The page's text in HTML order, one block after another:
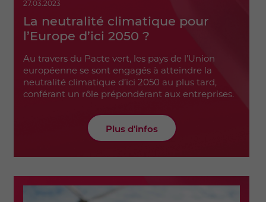
27.03.2023
La neutralité climatique pour
l’Europe d’ici 2050 ?
Au travers du Pacte vert, les pays de l’Union
européenne se sont engagés à atteindre la
neutralité climatique d’ici 2050 au plus tard,
conférant un rôle prépondérant aux entreprises.
Plus d'infos